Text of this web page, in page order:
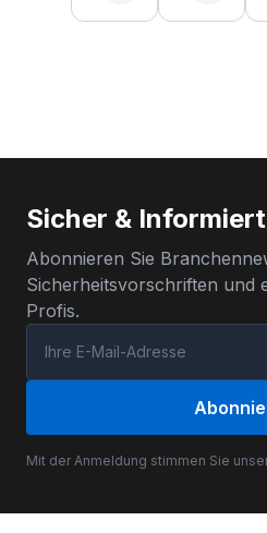
Sicher &
Abonnieren Sie
Sicherheitsvorschriften und
Profis.
Mit der Anmeldung stimmen Sie